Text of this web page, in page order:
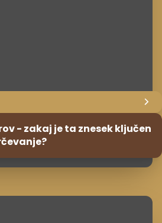
- zakaj je ta znesek ključen